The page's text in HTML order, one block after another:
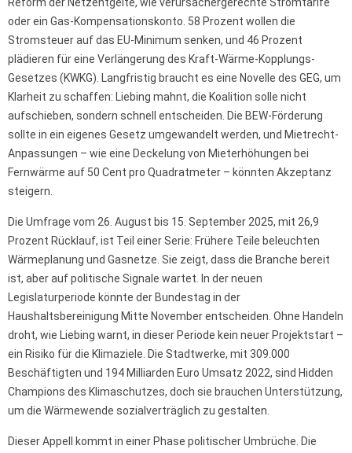
oder ein Gas-Kompensationskonto. 58 Prozent wollen die
Stromsteuer auf das EU-Minimum senken, und 46 Prozent
plädieren für eine Verlängerung des Kraft-Wärme-Kopplungs-
Gesetzes (KWKG). Langfristig braucht es eine Novelle des GEG, um
Klarheit zu schaffen: Liebing mahnt, die Koalition solle nicht
aufschieben, sondern schnell entscheiden. Die BEW-Förderung
sollte in ein eigenes Gesetz umgewandelt werden, und Mietrecht-
Anpassungen – wie eine Deckelung von Mieterhöhungen bei
Fernwärme auf 50 Cent pro Quadratmeter – könnten Akzeptanz
steigern.
Die Umfrage vom 26. August bis 15. September 2025, mit 26,9
Prozent Rücklauf, ist Teil einer Serie: Frühere Teile beleuchten
Wärmeplanung und Gasnetze. Sie zeigt, dass die Branche bereit
ist, aber auf politische Signale wartet. In der neuen
Legislaturperiode könnte der Bundestag in der
Haushaltsbereinigung Mitte November entscheiden. Ohne Handeln
droht, wie Liebing warnt, in dieser Periode kein neuer Projektstart –
ein Risiko für die Klimaziele. Die Stadtwerke, mit 309.000
Beschäftigten und 194 Milliarden Euro Umsatz 2022, sind Hidden
Champions des Klimaschutzes, doch sie brauchen Unterstützung,
um die Wärmewende sozialverträglich zu gestalten.
Dieser Appell kommt in einer Phase politischer Umbrüche. Die